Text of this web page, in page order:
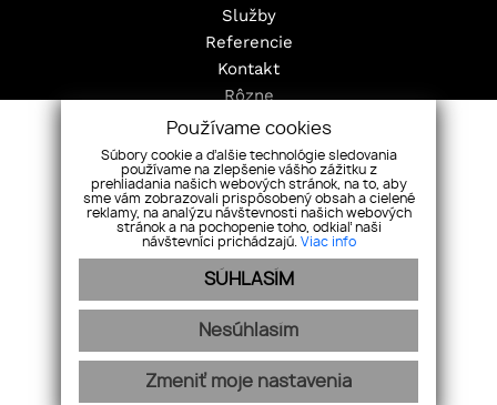
Používame cookies
Súbory cookie a ďalšie technológie sledovania
používame na zlepšenie vášho zážitku z
prehliadania našich webových stránok, na to, aby
sme vám zobrazovali prispôsobený obsah a cielené
reklamy, na analýzu návštevnosti našich webových
stránok a na pochopenie toho, odkiaľ naši
návštevníci prichádzajú. Viac info
SÚHLASÍM
Nesúhlasím
Zmeniť moje nastavenia
Služby
Referencie
Kontakt
Rôzne
Pravidlá cookies
Nehnuteľnosti
Byty
Domy
Pozemky
Objekty
webdesign| webex.digital